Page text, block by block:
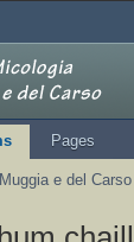
Pages
e del Carso